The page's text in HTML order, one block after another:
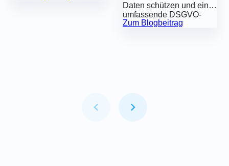
Daten schützen und eine
umfassende DSGVO-
Compliance bieten, die
Zum Blogbeitrag